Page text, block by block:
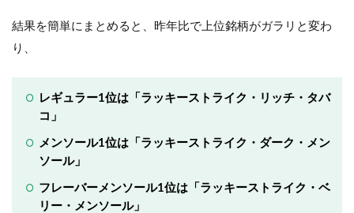
結果を簡単にまとめると、昨年比で上位銘柄がガラリと変わ
り、
レギュラー1位は「ラッキーストライク・リッチ・タバ
コ」
メンソール1位は「ラッキーストライク・ダーク・メン
ソール」
フレーバーメンソール1位は「ラッキーストライク・ベ
リー・メンソール」